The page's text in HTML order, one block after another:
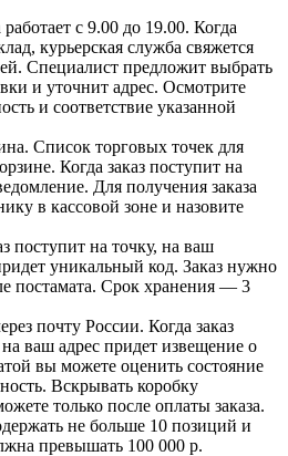
с 9.00 до 19.00. Когда
курьерская служба свяжется
Специалист предложит выбрать
и уточнит адрес. Осмотрите
и соответствие указанной
Список торговых точек для
Когда заказ поступит на
Для получения заказа
в кассовой зоне и назовите
поступит на точку, на ваш
уникальный код. Заказ нужно
постамата. Срок хранения — 3
почту России. Когда заказ
ваш адрес придет извещение о
вы можете оценить состояние
Вскрывать коробку
только после оплаты заказа.
не больше 10 позиций и
превышать 100 000 р.